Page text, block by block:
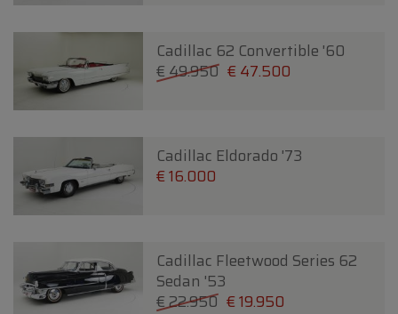
Cadillac 62 Convertible '60
€ 49.950 € 47.500
Cadillac Eldorado '73
€ 16.000
Cadillac Fleetwood Series 62
Sedan '53
€ 22.950 € 19.950